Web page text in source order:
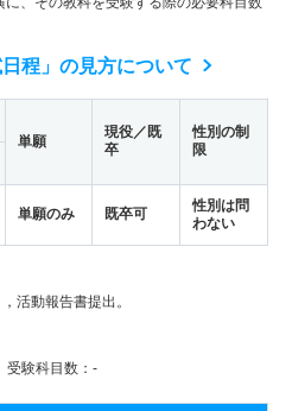
日程」の見方について
単願
現役／既
卒
性別の制
限
単願のみ 既卒可
性別は問
わない
活動報告書提出。
験科目数：-